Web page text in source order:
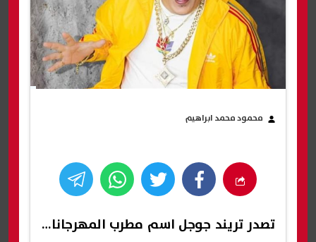
محمود محمد ابراهيم
تصدر تريند جوجل اسم مطرب المهرجانات